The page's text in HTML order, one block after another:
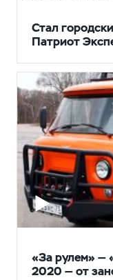
Стал
Патриот
«За рулем» —
2020 — от